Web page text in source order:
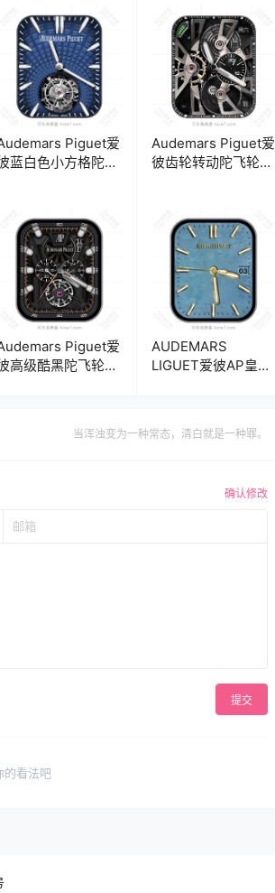
Piguet爱
蓝白色小方格陀飞
Audemars Piguet爱
彼齿轮转动陀飞轮机
Piguet爱
高级酷黑陀飞轮齿
AUDEMARS
LIGUET爱彼AP皇家
当浑浊变为一种常态，清白就是一种罪。
确认修改
提交
的看法吧